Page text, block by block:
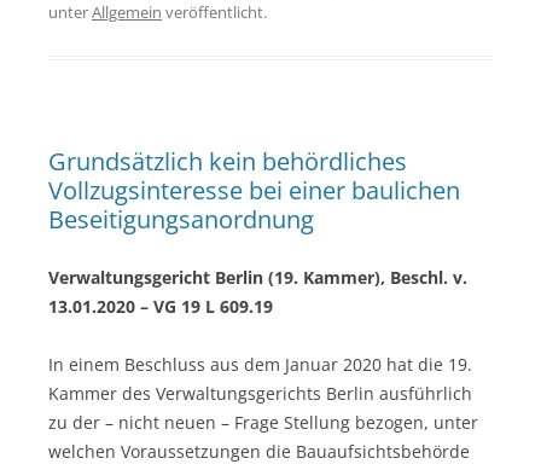
unterAllgemein veröffentlicht.
Grundsätzlich kein behördliches
Vollzugsinteresse bei einer baulichen
Beseitigungsanordnung
Verwaltungsgericht Berlin (19. Kammer), Beschl. v.
13.01.2020 – VG 19 L 609.19
In einem Beschluss aus dem Januar 2020 hat die 19.
Kammer des Verwaltungsgerichts Berlin ausführlich
zu der – nicht neuen – Frage Stellung bezogen, unter
welchen Voraussetzungen die Bauaufsichtsbehörde